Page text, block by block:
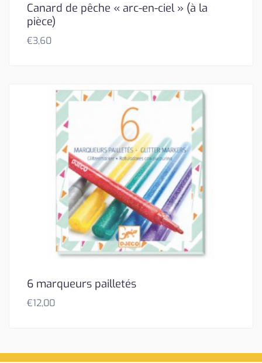
Canard de pêche « arc-en-ciel » (à la
pièce)
€3,60
6 marqueurs pailletés
€12,00